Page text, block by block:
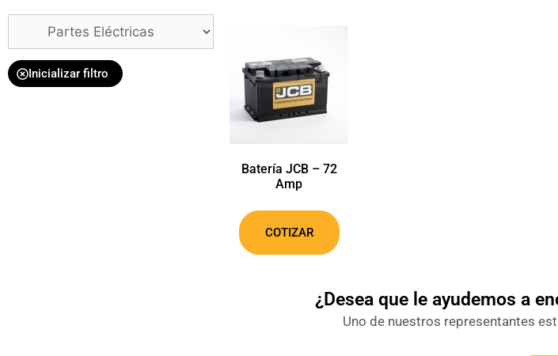
Inicializar filtro
Batería JCB – 72
Amp
COTIZAR
¿Desea que le ayudemos a
Uno de nuestros representantes